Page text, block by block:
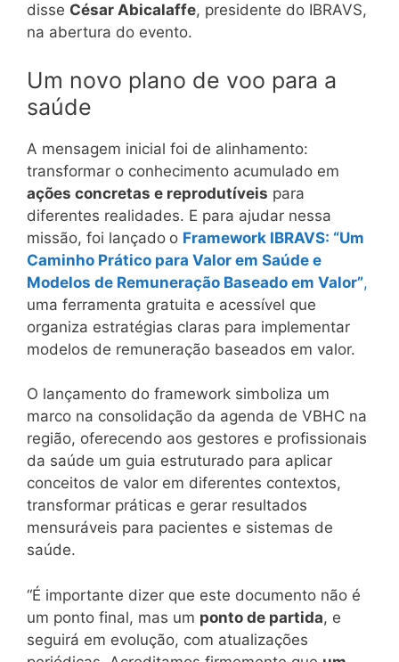
disse César Abicalaffe, presidente do IBRAVS,
na abertura do evento.
Um novo plano de voo para a
saúde
A mensagem inicial foi de alinhamento:
transformar o conhecimento acumulado em
ações concretas e reprodutíveis para
diferentes realidades. E para ajudar nessa
missão, foi lançado o Framework IBRAVS: “Um
Caminho Prático para Valor em Saúde e
Modelos de Remuneração Baseado em Valor”,
uma ferramenta gratuita e acessível que
organiza estratégias claras para implementar
modelos de remuneração baseados em valor.
O lançamento do framework simboliza um
marco na consolidação da agenda de VBHC na
região, oferecendo aos gestores e profissionais
da saúde um guia estruturado para aplicar
conceitos de valor em diferentes contextos,
transformar práticas e gerar resultados
mensuráveis para pacientes e sistemas de
saúde.
“É importante dizer que este documento não é
um ponto final, mas um ponto de partida, e
seguirá em evolução, com atualizações